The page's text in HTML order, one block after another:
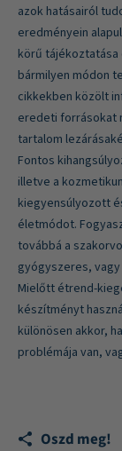
azok hatásairól
eredményein
körű tájékoztatása
bármilyen módon
cikkekben közölt
eredeti forrásokat
tartalom
Fontos
illetve a
kiegyensúlyozott
életmódot.
továbbá a
gyógyszeres,
Mielőtt étrend-
készítményt
különösen akkor,
problémája van,
Oszd meg!